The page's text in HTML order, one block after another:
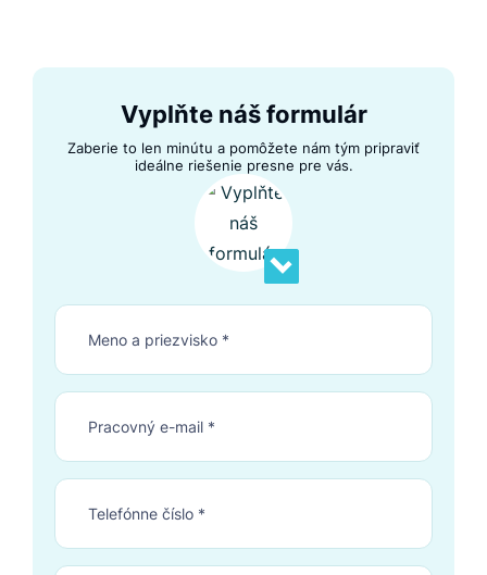
Vyplňte náš formulár
Zaberie to len minútu a pomôžete nám tým pripraviť
ideálne riešenie presne pre vás.